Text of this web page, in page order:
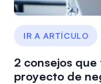
IR A ARTÍCULO
2 consejos
proyecto de